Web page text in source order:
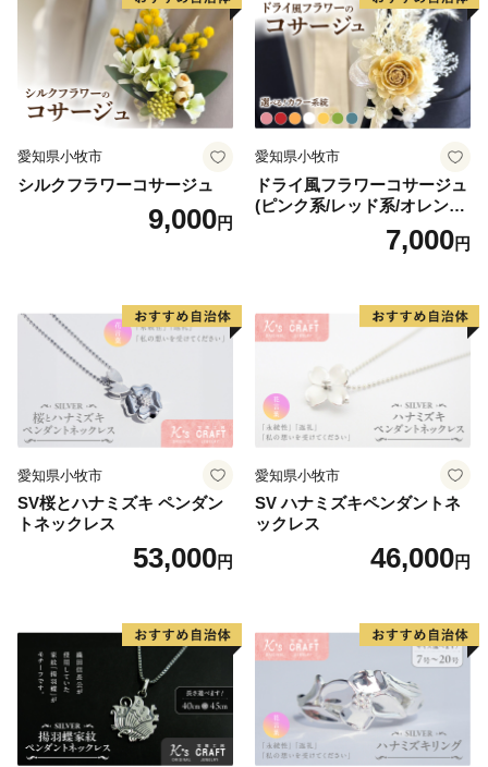
愛知県小牧市
シルクフラワーコサージュ
9,000円
愛知県小牧市
ドライ風フラワーコサージュ
(ピンク系/レッド系/オレンジ
系/ホワイト系/イエロー系/グ
リーン系/ブルー系）7,000円
愛知県小牧市
SV桜とハナミズキ ペンダン
トネックレス
53,000円
愛知県小牧市
SV ハナミズキペンダントネ
ックレス
46,000円